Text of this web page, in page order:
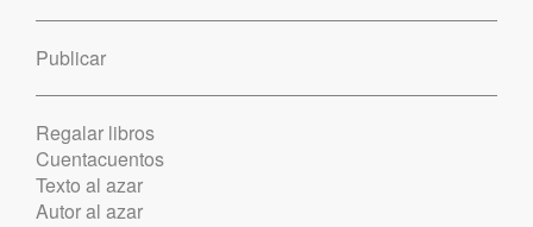
Publicar
Regalar libros
Cuentacuentos
Texto al azar
Autor al azar